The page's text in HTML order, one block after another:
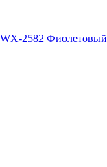
2582 Фиолетовый